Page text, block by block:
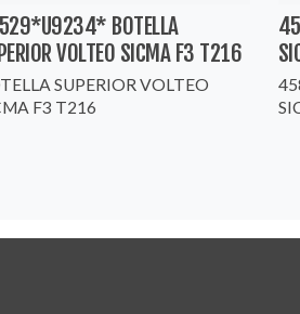
BOTELLA
VOLTEO SICMA F3 T216
SUPERIOR VOLTEO
F3 T216